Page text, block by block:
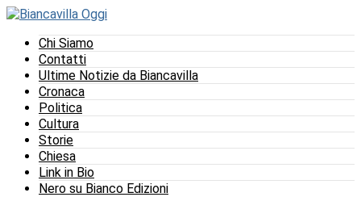
Chi Siamo
Contatti
Ultime Notizie da Biancavilla
Cronaca
Politica
Cultura
Storie
Chiesa
Link in Bio
Nero su Bianco Edizioni